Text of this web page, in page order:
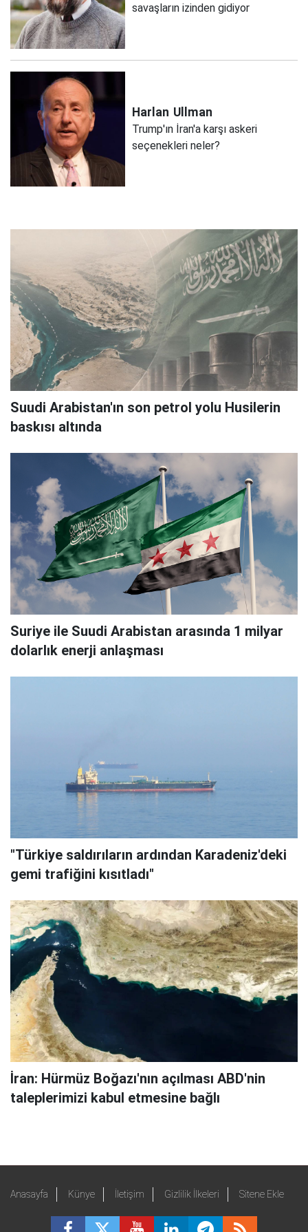
savaşların izinden gidiyor
Harlan Ullman
Trump'ın İran'a karşı askeri
seçenekleri neler?
Suudi Arabistan'ın son petrol yolu Husilerin
baskısı altında
Suriye ile Suudi Arabistan arasında 1 milyar
dolarlık enerji anlaşması
"Türkiye saldırıların ardından Karadeniz'deki
gemi trafiğini kısıtladı"
İran: Hürmüz Boğazı'nın açılması ABD'nin
taleplerimizi kabul etmesine bağlı
Anasayfa Künye İletişim Gizlilik İlkeleri Sitene Ekle